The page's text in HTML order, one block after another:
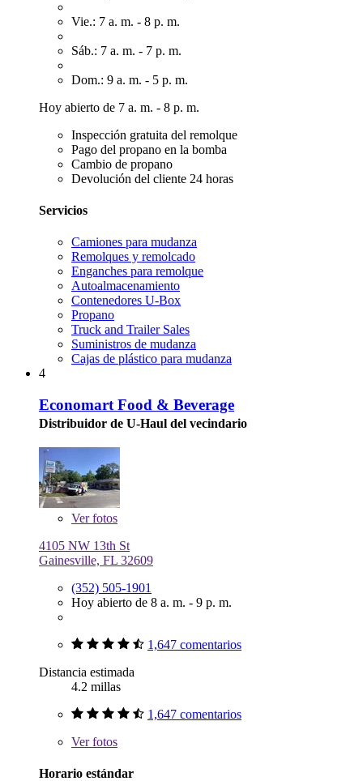
Vie.: 7 a. m. - 8 p. m.
Sáb.: 7 a. m. - 7 p. m.
Dom.: 9 a. m. - 5 p. m.
Hoy abierto de 7 a. m. - 8 p. m.
Inspección gratuita del remolque
Pago del propano en la bomba
Cambio de propano
Devolución del cliente 24 horas
Servicios
Camiones para mudanza
Remolques y remolcado
Enganches para remolque
Autoalmacenamiento
Contenedores U-Box
Propano
Truck and Trailer Sales
Suministros de mudanza
Cajas de plástico para mudanza
4
Economart Food & Beverage
Distribuidor de U-Haul del vecindario
Verfotos
4105 NW 13th St
Gainesville, FL 32609
(352) 505-1901
Hoy abierto de 8 a. m. - 9 p. m.
1,647 comentarios
Distancia estimada
4.2 millas
1,647 comentarios
Verfotos
Horario estándar